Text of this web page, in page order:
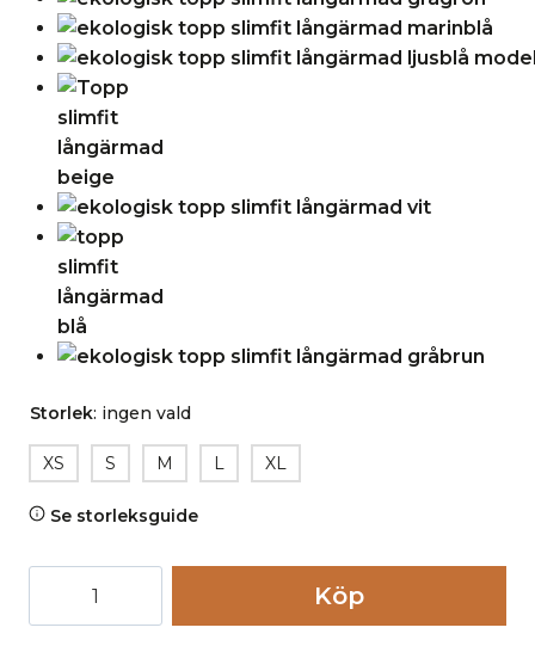
Storlek: ingen vald
XS S M L XL
Se storleksguide
Köp